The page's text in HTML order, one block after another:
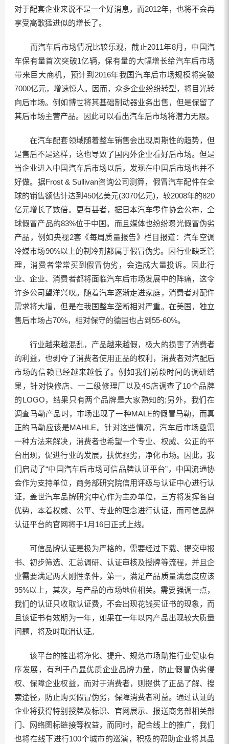
对于配套企业来说不是一个好消息，而2012年，也将不会再
享受高歌猛进似的增长了。
而汽车后市场情况比较乐观，截止2011年8月，中国汽
车保有量首次突破1亿辆，保有量的大幅增长给汽车后市场
带来巨大商机，预计到2016年我国汽车后市场规模将突破
7000亿元，增速惊人。因而，众多企业纷纷转型，将目光转
向后市场。例如博世将其基础制动器业务出售，但是保留了
其后市场主营产品。因此可以看出汽车后市场将潜力无限。
在汽车配套领域随着整车销售会出现周期性的趋势，但
是售后不是这样，这也导致了国内外企业看好后市场。但是
当企业进入中国汽车后市场以后，发现在中国后市场也并不
好做。据Frost & Sullivan咨询公司测算，假冒汽车配件在全
球的销售额估计达到450亿美元(3070亿元)，较2008年的820
亿元增长了数倍。更有甚者，据日本汽车零件协会公布，全
球假冒产品的83%位于中国。而且媒体也纷纷曝光假冒伪劣
产品，例如央视2套《每周质量报告》栏目报道：汽车空调
冷媒市场90%以上的制冷剂都属于假冒伪劣。因行业缺乏管
理，消费者常常买到假冒伪劣，会造成大量投诉。因此行
业、企业、消费者都将面临汽车后市场发展中的阵痛，这令
许多公司望洋兴叹。随着汽车逐渐走进家庭，消费者对配件
需求将大增，但是在我国整车垄断相对严重。在美国，独立
售后市场占70%，相对保守的德国也占到55-60%。
行业越来越混乱，产品越来越假，极大的损害了消费者
的利益，也剥夺了消费者使用正品的权利，消费者对汽配后
市场的信赖已经越来越低了。例如我们前段时间的调研结
果，针对快修店、一二级修理厂以及4S店调查了10个品牌
的LOGO，结果只有两个品牌是大家熟知的;另外，我们在
调查马勒产品时，市场出现了一种MALE的假冒马勒，而真
正的马勒应该是MAHLE。针对这些情况，汽车后市场亟需
一种方法来解决，消费者也希望一个专业、权威、公正的平
台出现，促进行业的发展，扶优驱劣，净化市场。因此，我
们启动了“中国汽车后市场可信品牌认证平台”，中国流通协
会作为支持单位，商务部研究院信用评级与认证中心进行认
证，盖世汽车品牌研究中心作为主办单位，三方将发挥各自
优势，本着权威、公平、专业的理念进行认证，而可信品牌
认证平台的官网将于1月16日正式上线。
可信品牌认证是极为严格的，需要经过下载、提交申报
书、初步筛选、汇总调研、认证审核及授牌等流程，并且企
业需要满足两大刚性条件，第一，满足产品质量满意度应该
95%以上，其次，与产品的市场地位相关。需要强调一点，
我们的认证只收取认证费，不会出现花钱买证书的现象，而
且该证书有效期为一年，如果在一年以内产品出现较大质量
问题，将及时取消认证。
该平台的推出将净化、提升、规范市场助推行业健康有
序发展，有利于凸显优质企业品牌力量，防止假冒伪劣侵
权、保障企业权益，而对于消费者，则提供了正品了解、搜
索途径，防止购买假冒伪劣，保障消费者利益。通过认证的
企业将获得特别授牌及标识、官网展示、报送商务部相关部
门、网络图标链接等权益，而同时，配合线上的推广，我们
也将在线下进行100个城市的巡演，积极的帮助企业将其品